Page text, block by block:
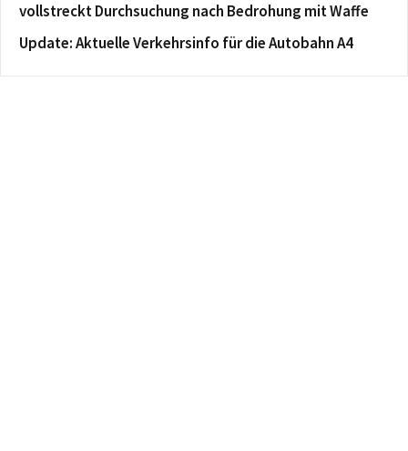
vollstreckt Durchsuchung nach Bedrohung mit Waffe
Update: Aktuelle Verkehrsinfo für die Autobahn A4